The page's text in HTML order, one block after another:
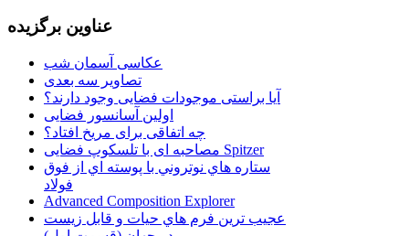
عناوین برگزیده
عکاسی آسمان شب
تصاویر سه بعدی
آیا براستی موجودات فضایی وجود دارند؟
اولین آسانسور فضایی
چه اتفاقی برای مریخ افتاد؟
مصاحبه ای با تلسکوپ فضایی Spitzer
ستاره هاي نوتروني با پوسته اي از فوق
فولاد
Advanced Composition Explorer
عجیب ترین فرم هاي حيات و قابل زيست